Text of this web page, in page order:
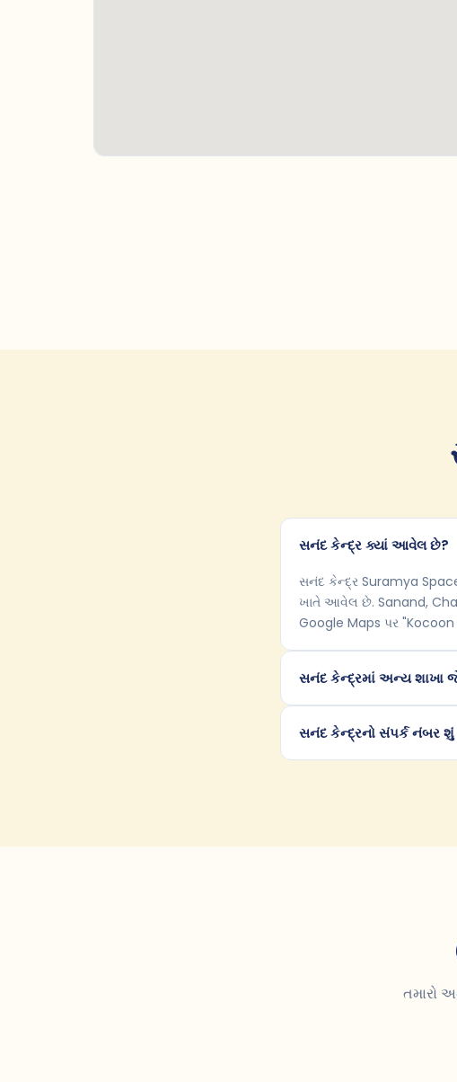
સનંદ કેન્દ્ર ક્યાં આવેલ છે?
સનંદ કેન્દ્ર Suramya
ખાતે આવેલ છે. Sanand,
Google Maps પર "Kocoon
સનંદ કેન્દ્રમાં અન્ય શાખા
સનંદ કેન્દ્રનો સંપર્ક નંબર
તમારો